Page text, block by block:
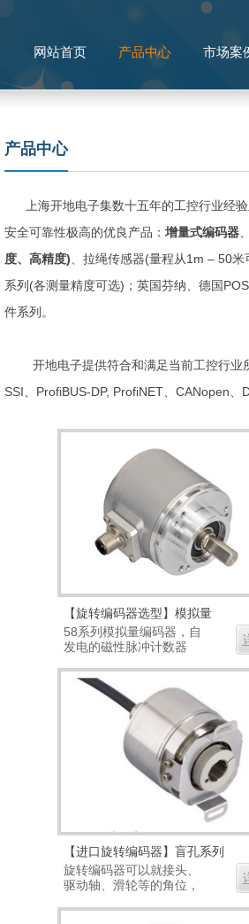
网站首页 产品中心 市场案
产品中心
上海开地电子集数十五年的工控行业经验
安全可靠性极高的优良产品： 增量式编码器
度、高精度) 、拉绳传感器(量程从1m – 50
系列(各测量精度可选)；英国芬纳、德国
件系列。
开地电子提供符合和满足当前工控行业所
SSI、ProfiBUS-DP, ProfiNET、CANopen
【旋转编码器选型】模拟量
58系列模拟量编码器，自
发电的磁性脉冲计数器
【进口旋转编码器】盲孔系列
旋转编码器可以就接头、
驱动轴、滑轮等的角位，